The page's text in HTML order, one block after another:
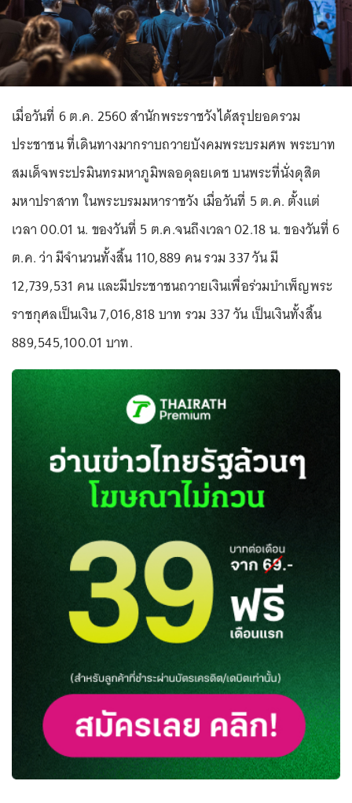
เมื่อวันที่ 6 ต.ค. 2560 สำนักพระราชวังได้สรุปยอดรวม
ประชาชน ที่เดินทางมากราบถวายบังคมพระบรมศพ พระบาท
สมเด็จพระปรมินทรมหาภูมิพลอดุลยเดช บนพระที่นั่งดุสิต
มหาปราสาท ในพระบรมมหาราชวัง เมื่อวันที่ 5 ต.ค. ตั้งแต่
เวลา 00.01 น. ของวันที่ 5 ต.ค.จนถึงเวลา 02.18 น. ของวันที่ 6
ต.ค. ว่า มีจำนวนทั้งสิ้น 110,889 คน รวม 337 วัน มี
12,739,531 คน และมีประชาชนถวายเงินเพื่อร่วมบำเพ็ญพระ
ราชกุศลเป็นเงิน 7,016,818 บาท รวม 337 วัน เป็นเงินทั้งสิ้น
889,545,100.01 บาท.